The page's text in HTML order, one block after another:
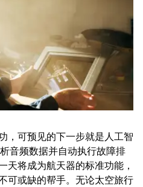
，可预见的下一步就是人工智
音频数据并自动执行故障排
将成为航天器的标准功能，
可或缺的帮手。无论太空旅行